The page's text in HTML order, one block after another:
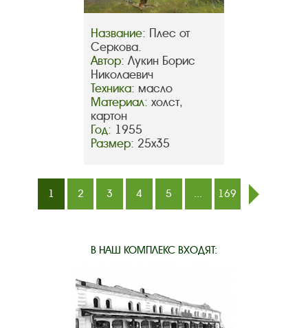
Название: Плес от
Серкова.
Автор: Лукин Борис
Николаевич
Техника: масло
Материал: холст,
картон
Год: 1955
Размер: 25х35
1 2 3 4 5 ...
169
В НАШ КОМПЛЕКС ВХОДЯТ: